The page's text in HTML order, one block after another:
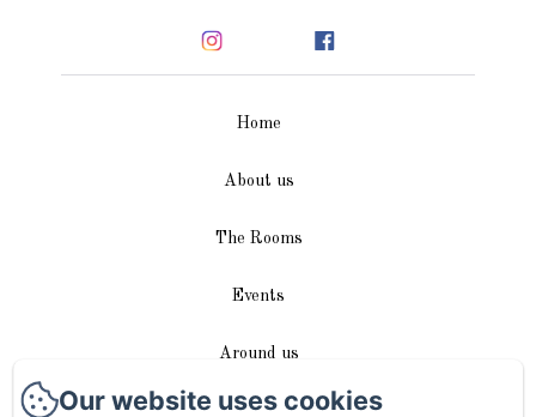
Home
About us
The Rooms
Events
Around us
Access / Contact
Our website uses cookies